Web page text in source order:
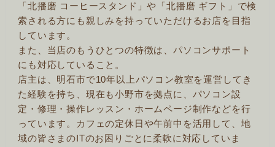
「北播磨 コーヒースタンド」や「北播磨 ギフト」で検
索される方にも親しみを持っていただけるお店を目指
しています。
また、当店のもうひとつの特徴は、パソコンサポート
にも対応していること。
店主は、明石市で10年以上パソコン教室を運営してき
た経験を持ち、現在も小野市を拠点に、パソコン設
定・修理・操作レッスン・ホームページ制作などを行
っています。カフェの定休日や午前中を活用して、地
域の皆さまのITのお困りごとに柔軟に対応していま